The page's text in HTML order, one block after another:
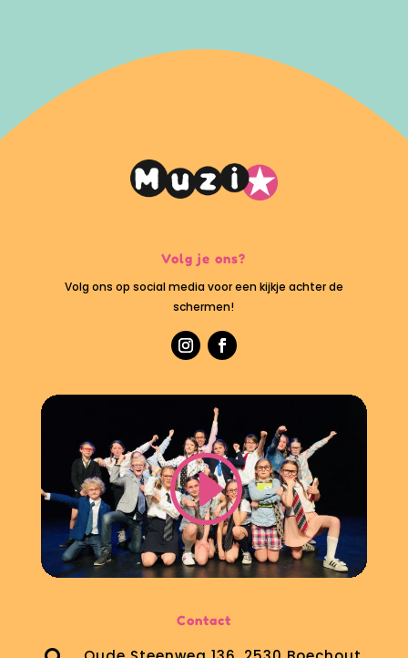
Volg je ons?
Volg ons op social media voor een kijkje achter de
schermen!
Contact